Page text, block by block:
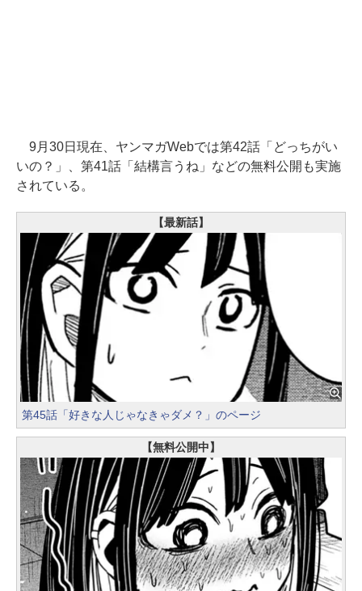
9月30日現在、ヤンマガWebでは第42話「どっちがい
いの？」、第41話「結構言うね」などの無料公開も実施
されている。
【最新話】
第45話「好きな人じゃなきゃダメ？」のページ
【無料公開中】